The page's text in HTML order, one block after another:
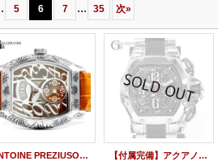
5 6 7 ... 35 次»
ANTOINE PREZIUSO アントワーヌ・プレジウソ シティ タイマー 彫金加工 エングレービング 【付属完備】アクアノウティック KCトノー キングクロノグラフ スケルトン TN0002WN00T02 / 22917